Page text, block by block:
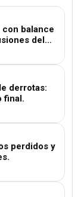
balance
del…
derrotas:
final.
perdidos y